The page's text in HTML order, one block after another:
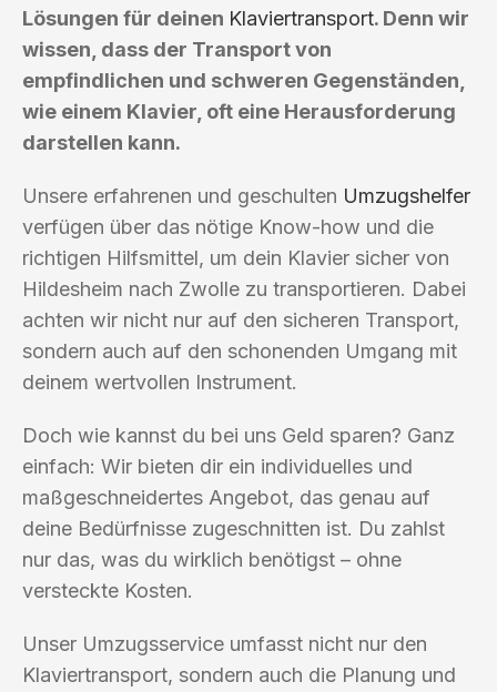
Lösungen für deinen Klaviertransport. Denn wir
wissen, dass der Transport von
empfindlichen und schweren Gegenständen,
wie einem Klavier, oft eine Herausforderung
darstellen kann.
Unsere erfahrenen und geschulten Umzugshelfer
verfügen über das nötige Know-how und die
richtigen Hilfsmittel, um dein Klavier sicher von
Hildesheim nach Zwolle zu transportieren. Dabei
achten wir nicht nur auf den sicheren Transport,
sondern auch auf den schonenden Umgang mit
deinem wertvollen Instrument.
Doch wie kannst du bei uns Geld sparen? Ganz
einfach: Wir bieten dir ein individuelles und
maßgeschneidertes Angebot, das genau auf
deine Bedürfnisse zugeschnitten ist. Du zahlst
nur das, was du wirklich benötigst – ohne
versteckte Kosten.
Unser Umzugsservice umfasst nicht nur den
Klaviertransport, sondern auch die Planung und